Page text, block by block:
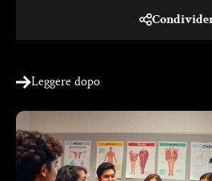
Leggere dopo